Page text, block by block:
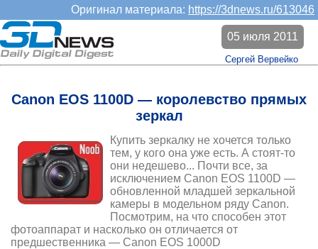
Оригинал материала: https://3dnews.ru/613046
Canon EOS 1100D — королевство прямых
зеркал
Купить зеркалку не хочется только
тем, у кого она уже есть. А стоят-то
они недешево... Почти все, за
исключением Canon EOS 1100D —
обновленной младшей зеркальной
камеры в модельном ряду Canon.
Посмотрим, на что способен этот
фотоаппарат и насколько он отличается от
предшественника — Canon EOS 1000D
05 июля 2011
Сергей Вервейко